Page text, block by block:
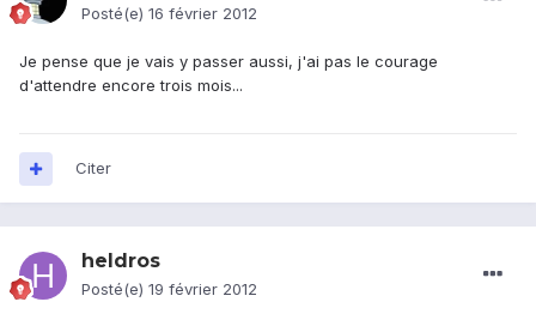
Posté(e) 16 février 2012
Je pense que je vais y passer aussi, j'ai pas le courage
d'attendre encore trois mois...
Citer
heldros
Posté(e) 19 février 2012